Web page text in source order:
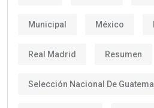
Municipal México
Real Madrid Resumen
Selección Nacional De